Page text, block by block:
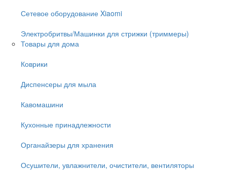
Сетевое оборудование Xiaomi
Электробритвы/Машинки для стрижки (триммеры)
Товары для дома
Коврики
Диспенсеры для мыла
Кавомашини
Кухонные принадлежности
Органайзеры для хранения
Осушители, увлажнители, очистители, вентиляторы